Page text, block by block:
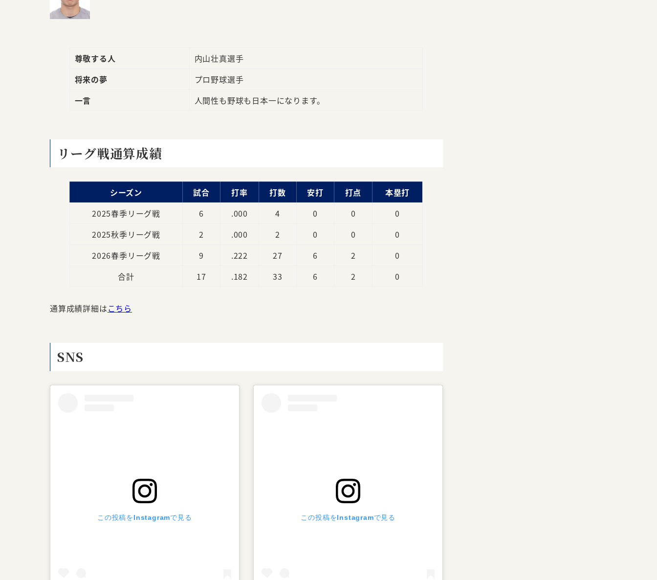
尊敬する人
内山壮真選手
将来の夢
プロ野球選手
一言
人間性も野球も日本一になります。
リーグ戦通算成績
シーズン 試合 打率 打数 安打 打点
本塁打
2025春季リーグ戦
6 .000 4 0 0
0
2025秋季リーグ戦
2 .000 2 0 0
0
2026春季リーグ戦
9 .222 27 6 2
0
合計
17 .182 33 6 2 0
通算成績詳細はこちら
SNS
この投稿をInstagramで見る この投稿をInstagramで見る